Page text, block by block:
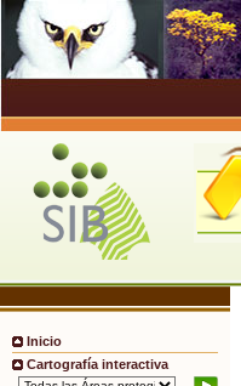
Inicio
Cartografía interactiva